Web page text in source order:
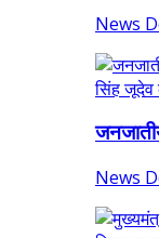
News
News